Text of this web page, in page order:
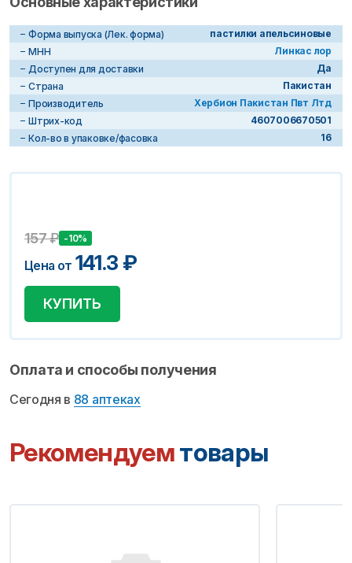
Форма выпуска (Лек. форма)
пастилки апельсиновые
МНН
Линкас лор
Доступен для доставки
Да
Страна
Пакистан
Производитель
Хербион Пакистан Пвт Лтд
Штрих-код
4607006670501
Кол-во в упаковке/фасовка
16
157₽ -10%
Цена от 141.3 ₽
КУПИТЬ
Оплата и способы получения
Сегодня в 88 аптеках
Рекомендуемтовары